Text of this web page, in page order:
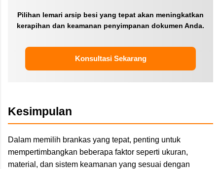
Pilihan lemari arsip besi yang tepat akan meningkatkan
kerapihan dan keamanan penyimpanan dokumen Anda.
Konsultasi Sekarang
Kesimpulan
Dalam memilih brankas yang tepat, penting untuk
mempertimbangkan beberapa faktor seperti ukuran,
material, dan sistem keamanan yang sesuai dengan